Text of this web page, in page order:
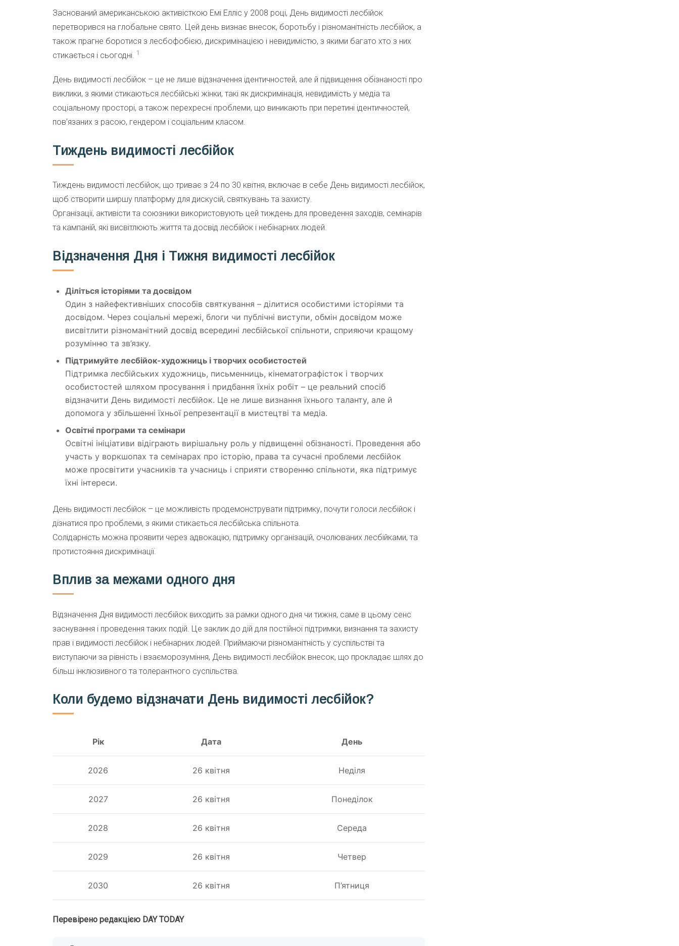
Заснований американською активісткою Емі Елліс у 2008 році, День видимості лесбійок
перетворився на глобальне свято. Цей день визнає внесок, боротьбу і різноманітність лесбійок, а
також прагне боротися з лесбофобією, дискримінацією і невидимістю, з якими багато хто з них
стикається і сьогодні. 1
День видимості лесбійок – це не лише відзначення ідентичностей, але й підвищення обізнаності про
виклики, з якими стикаються лесбійські жінки, такі як дискримінація, невидимість у медіа та
соціальному просторі, а також перехресні проблеми, що виникають при перетині ідентичностей,
пов’язаних з расою, гендером і соціальним класом.
Тиждень видимості лесбійок
Тиждень видимості лесбійок, що триває з 24 по 30 квітня, включає в себе День видимості лесбійок,
щоб створити ширшу платформу для дискусій, святкувань та захисту.
Організації, активісти та союзники використовують цей тиждень для проведення заходів, семінарів
та кампаній, які висвітлюють життя та досвід лесбійок і небінарних людей.
Відзначення Дня і Тижня видимості лесбійок
Діліться історіями та досвідом
Один з найефективніших способів святкування – ділитися особистими історіями та
досвідом. Через соціальні мережі, блоги чи публічні виступи, обмін досвідом може
висвітлити різноманітний досвід всередині лесбійської спільноти, сприяючи кращому
розумінню та зв’язку.
Підтримуйте лесбійок-художниць і творчих особистостей
Підтримка лесбійських художниць, письменниць, кінематографісток і творчих
особистостей шляхом просування і придбання їхніх робіт – це реальний спосіб
відзначити День видимості лесбійок. Це не лише визнання їхнього таланту, але й
допомога у збільшенні їхньої репрезентації в мистецтві та медіа.
Освітні програми та семінари
Освітні ініціативи відіграють вирішальну роль у підвищенні обізнаності. Проведення або
участь у воркшопах та семінарах про історію, права та сучасні проблеми лесбійок
може просвітити учасників та учасниць і сприяти створенню спільноти, яка підтримує
їхні інтереси.
День видимості лесбійок – це можливість продемонструвати підтримку, почути голоси лесбійок і
дізнатися про проблеми, з якими стикається лесбійська спільнота.
Солідарність можна проявити через адвокацію, підтримку організацій, очолюваних лесбійками, та
протистояння дискримінації.
Вплив за межами одного дня
Відзначення Дня видимості лесбійок виходить за рамки одного дня чи тижня, саме в цьому сенс
заснування і проведення таких подій. Це заклик до дій для постійної підтримки, визнання та захисту
прав і видимості лесбійок і небінарних людей. Приймаючи різноманітність у суспільстві та
виступаючи за рівність і взаєморозуміння, День видимості лесбійок внесок, що прокладає шлях до
більш інклюзивного та толерантного суспільства.
Коли будемо відзначати День видимості лесбійок?
Рік Дата День
2026 26 квітня Неділя
2027 26 квітня Понеділок
2028 26 квітня Середа
2029 26 квітня Четвер
2030 26 квітня П’ятниця
Перевірено редакцією DAY TODAY